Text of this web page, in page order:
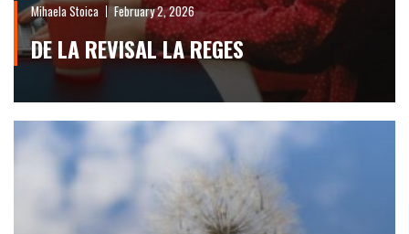
Mihaela Stoica February 2, 2026
DE LA REVISAL LA REGES